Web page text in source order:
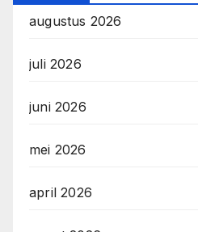
augustus 2026
juli 2026
juni 2026
mei 2026
april 2026